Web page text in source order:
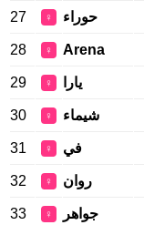
27 ♀ حوراء
28 ♀ Arena
29 ♀ يارا
30 ♀ شيماء
31 ♀ في
32 ♀ روان
33 ♀ جواهر